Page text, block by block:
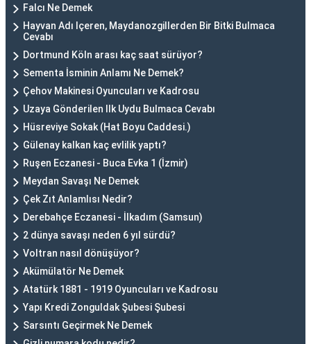
Falcı Ne Demek
Hayvan Adı Içeren, Maydanozgillerden Bir Bitki Bulmaca
Cevabı
Dortmund Köln arası kaç saat sürüyor?
Sementa İsminin Anlamı Ne Demek?
Çehov Makinesi Oyuncuları ve Kadrosu
Uzaya Gönderilen Ilk Uydu Bulmaca Cevabı
Hüsreviye Sokak (Hat Boyu Caddesi.)
Gülenay kalkan kaç evlilik yaptı?
Ruşen Eczanesi - Buca Evka 1 (İzmir)
Meydan Savaşı Ne Demek
Çek Zıt Anlamlısı Nedir?
Derebahçe Eczanesi - İlkadım (Samsun)
2 dünya savaşı neden 6 yıl sürdü?
Voltran nasıl dönüşüyor?
Akümülatör Ne Demek
Atatürk 1881 - 1919 Oyuncuları ve Kadrosu
Yapı Kredi Zonguldak Şubesi Şubesi
Sarsıntı Geçirmek Ne Demek